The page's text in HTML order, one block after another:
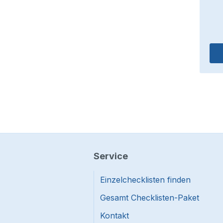
Service
Einzelchecklisten finden
Gesamt Checklisten-Paket
Kontakt